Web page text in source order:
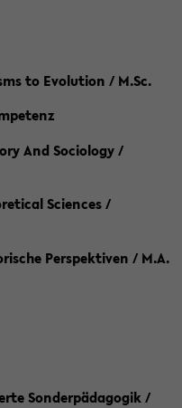
to Evolution / M.Sc.
And Sociology /
Sciences /
Perspektiven / M.A.
Sonderpädagogik /